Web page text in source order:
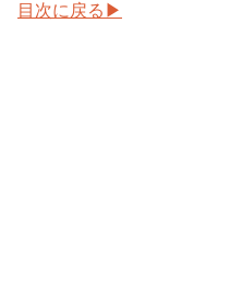
目次に戻る▶